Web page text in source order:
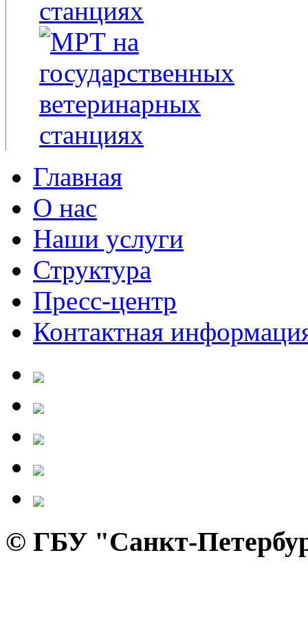
Главная
О нас
Наши услуги
Структура
Пресс-центр
Контактная
© ГБУ "Санкт-